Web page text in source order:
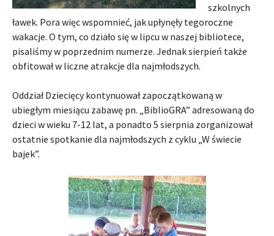
szkolnych
ławek. Pora więc wspomnieć, jak upłynęły tegoroczne
wakacje. O tym, co działo się w lipcu w naszej bibliotece,
pisaliśmy w poprzednim numerze. Jednak sierpień także
obfitował w liczne atrakcje dla najmłodszych.
Oddział Dziecięcy kontynuował zapoczątkowaną w
ubiegłym miesiącu zabawę pn. „BiblioGRA” adresowaną do
dzieci w wieku 7-12 lat, a ponadto 5 sierpnia zorganizował
ostatnie spotkanie dla najmłodszych z cyklu „W świecie
bajek”.